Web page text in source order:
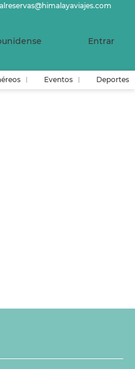
Entrar
Eventos Deportes